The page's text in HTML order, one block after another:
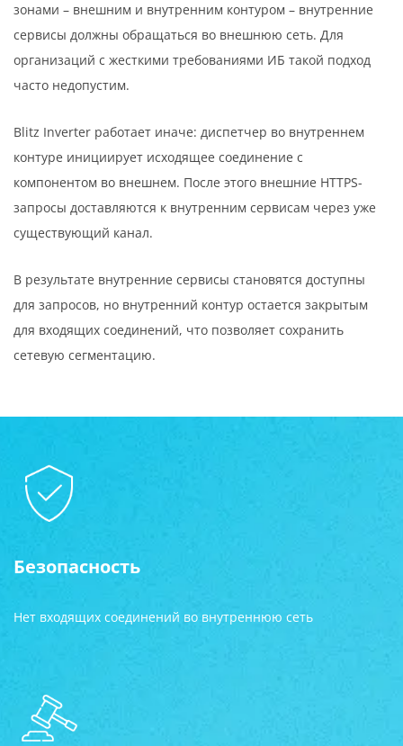
зонами – внешним и внутренним контуром – внутренние
сервисы должны обращаться во внешнюю сеть. Для
организаций с жесткими требованиями ИБ такой подход
часто недопустим.
Blitz Inverter работает иначе: диспетчер во внутреннем
контуре инициирует исходящее соединение с
компонентом во внешнем. После этого внешние HTTPS-
запросы доставляются к внутренним сервисам через уже
существующий канал.
В результате внутренние сервисы становятся доступны
для запросов, но внутренний контур остается закрытым
для входящих соединений, что позволяет сохранить
сетевую сегментацию.
Безопасность
Нет входящих соединений во внутреннюю сеть